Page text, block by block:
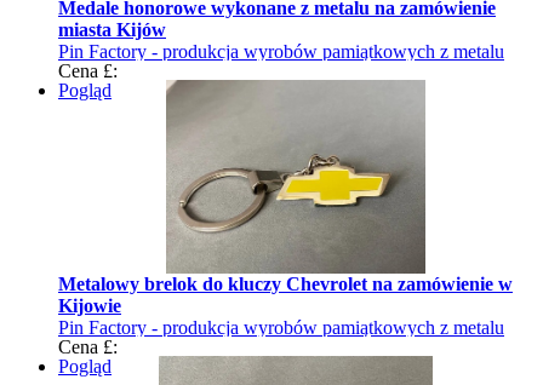
Medale honorowe wykonane z metalu na zamówienie
miasta Kijów
Pin Factory - produkcja wyrobów pamiątkowych z metalu
Cena £:
Pogląd
Metalowy brelok do kluczy Chevrolet na zamówienie w
Kijowie
Pin Factory - produkcja wyrobów pamiątkowych z metalu
Cena £:
Pogląd